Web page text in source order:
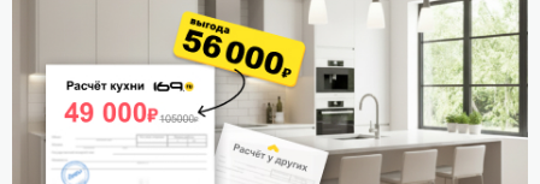
Расскажите о нас
Поделиться
Оцените магазин